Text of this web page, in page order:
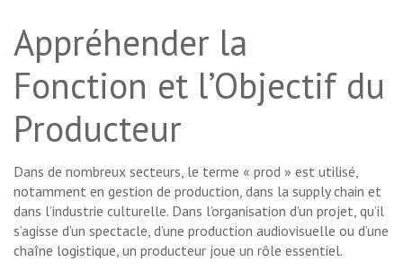
Appréhender la
Fonction et l’Objectif du
Producteur
Dans de nombreux secteurs, le terme « prod » est utilisé,
notamment en gestion de production, dans la supply chain et
dans l’industrie culturelle. Dans l’organisation d’un projet, qu’il
s’agisse d’un spectacle, d’une production audiovisuelle ou d’une
chaîne logistique, un producteur joue un rôle essentiel.